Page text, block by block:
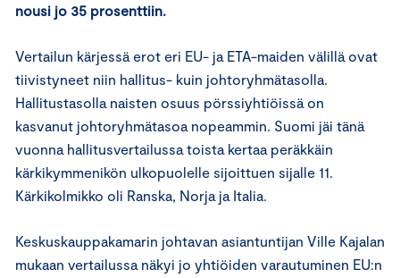
nousi jo 35 prosenttiin.
Vertailun kärjessä erot eri EU- ja ETA-maiden välillä ovat
tiivistyneet niin hallitus- kuin johtoryhmätasolla.
Hallitustasolla naisten osuus pörssiyhtiöissä on
kasvanut johtoryhmätasoa nopeammin. Suomi jäi tänä
vuonna hallitusvertailussa toista kertaa peräkkäin
kärkikymmenikön ulkopuolelle sijoittuen sijalle 11.
Kärkikolmikko oli Ranska, Norja ja Italia.
Keskuskauppakamarin johtavan asiantuntijan Ville Kajalan
mukaan vertailussa näkyi jo yhtiöiden varautuminen EU:n